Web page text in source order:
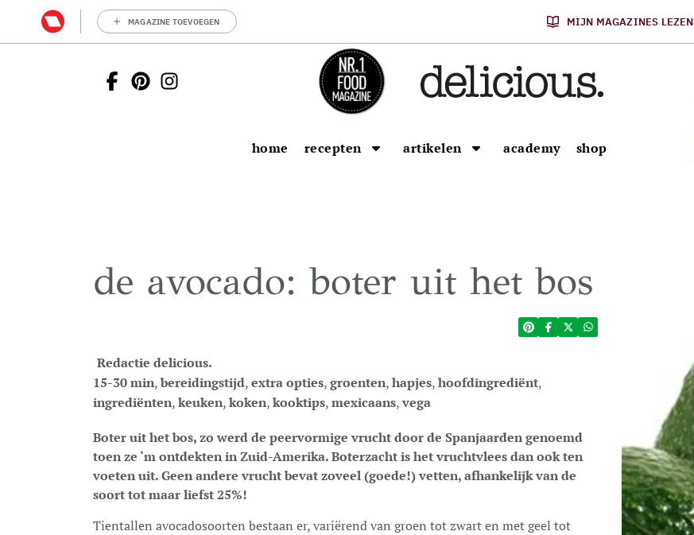
MAGAZINE TOEVOEGEN MIJN MAGAZINES LEZEN
home recepten artikelen academy shop
de avocado: boter uit het bos
Redactie delicious.
15-30 min,bereidingstijd,extra opties,groenten,hapjes,hoofdingrediënt,
ingrediënten,keuken,koken,kooktips,mexicaans,vega
Boter uit het bos, zo werd de peervormige vrucht door de Spanjaarden genoemd
toen ze ‘m ontdekten in Zuid-Amerika. Boterzacht is het vruchtvlees dan ook ten
voeten uit. Geen andere vrucht bevat zoveel (goede!) vetten, afhankelijk van de
soort tot maar liefst 25%!
Tientallen avocadosoorten bestaan er, variërend van groen tot zwart en met geel tot